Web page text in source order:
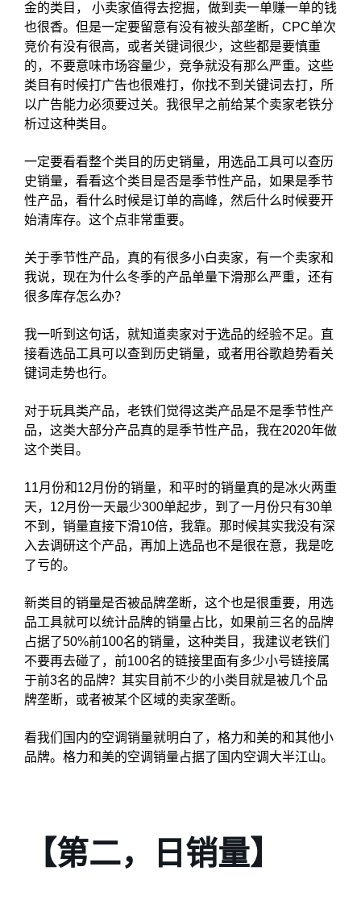
金的类目， 小卖家值得去挖掘，做到卖一单赚一单的钱
也很香。但是一定要留意有没有被头部垄断，CPC单次
竞价有没有很高，或者关键词很少，这些都是要慎重
的，不要意味市场容量少，竞争就没有那么严重。这些
类目有时候打广告也很难打，你找不到关键词去打，所
以广告能力必须要过关。我很早之前给某个卖家老铁分
析过这种类目。
一定要看看整个类目的历史销量，用选品工具可以查历
史销量，看看这个类目是否是季节性产品，如果是季节
性产品，看什么时候是订单的高峰，然后什么时候要开
始清库存。这个点非常重要。
关于季节性产品，真的有很多小白卖家，有一个卖家和
我说，现在为什么冬季的产品单量下滑那么严重，还有
很多库存怎么办？
我一听到这句话，就知道卖家对于选品的经验不足。直
接看选品工具可以查到历史销量，或者用谷歌趋势看关
键词走势也行。
对于玩具类产品，老铁们觉得这类产品是不是季节性产
品，这类大部分产品真的是季节性产品，我在2020年做
这个类目。
11月份和12月份的销量，和平时的销量真的是冰火两重
天，12月份一天最少300单起步，到了一月份只有30单
不到，销量直接下滑10倍，我靠。那时候其实我没有深
入去调研这个产品，再加上选品也不是很在意，我是吃
了亏的。
新类目的销量是否被品牌垄断，这个也是很重要，用选
品工具就可以统计品牌的销量占比，如果前三名的品牌
占据了50%前100名的销量，这种类目，我建议老铁们
不要再去碰了，前100名的链接里面有多少小号链接属
于前3名的品牌？其实目前不少的小类目就是被几个品
牌垄断，或者被某个区域的卖家垄断。
看我们国内的空调销量就明白了，格力和美的和其他小
品牌。格力和美的空调销量占据了国内空调大半江山。
【第二，日销量】